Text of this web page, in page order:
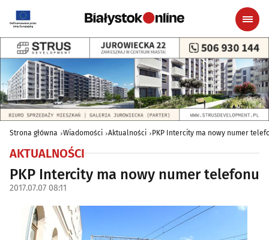
Strona główna Wiadomości Aktualności PKP Intercity ma nowy numer
AKTUALNOŚCI
PKP Intercity ma nowy numer telefonu
2017.07.07 08:11